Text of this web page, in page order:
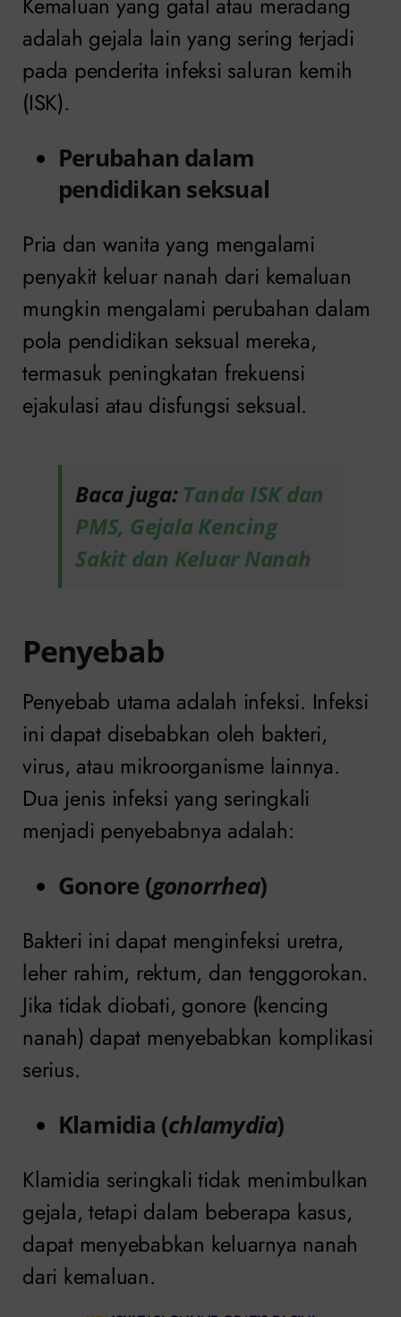
adalah gejala lain yang sering terjadi
pada penderita infeksi saluran kemih
(ISK).
Perubahan dalam
pendidikan seksual
Pria dan wanita yang mengalami
penyakit keluar nanah dari kemaluan
mungkin mengalami perubahan dalam
pola pendidikan seksual mereka,
termasuk peningkatan frekuensi
ejakulasi atau disfungsi seksual.
Baca juga: Tanda ISK dan
PMS, Gejala Kencing
Sakit dan Keluar Nanah
Penyebab
Penyebab utama adalah infeksi. Infeksi
ini dapat disebabkan oleh bakteri,
virus, atau mikroorganisme lainnya.
Dua jenis infeksi yang seringkali
menjadi penyebabnya adalah:
Gonore (gonorrhea)
Bakteri ini dapat menginfeksi uretra,
leher rahim, rektum, dan tenggorokan.
Jika tidak diobati, gonore (kencing
nanah) dapat menyebabkan komplikasi
serius.
Klamidia (chlamydia)
Klamidia seringkali tidak menimbulkan
gejala, tetapi dalam beberapa kasus,
dapat menyebabkan keluarnya nanah
dari kemaluan.